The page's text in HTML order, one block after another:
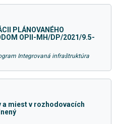
PLÁNOVANÉHO
OPII-MH/DP/2021/9.5-
Integrovaná infraštruktúra
a miest v rozhodovacích